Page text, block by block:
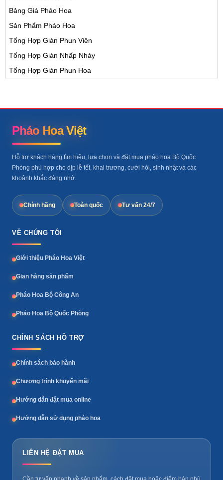
Bảng Giá Pháo Hoa
Sản Phẩm Pháo Hoa
Tổng Hợp Giàn Phun Viên
Tổng Hợp Giàn Nhấp Nháy
Tổng Hợp Giàn Phun Hoa
Pháo Hoa Việt
Hỗ trợ khách hàng tìm hiểu, lựa chọn và đặt mua pháo hoa Bộ Quốc
Phòng phù hợp cho dịp lễ tết, khai trương, cưới hỏi, sinh nhật và các
khoảnh khắc đáng nhớ.
Chính hãng Toàn quốc Tư vấn 24/7
VỀ CHÚNG TÔI
Giới thiệu Pháo Hoa Việt
Gian hàng sản phẩm
Pháo Hoa Bộ Công An
Pháo Hoa Bộ Quốc Phòng
CHÍNH SÁCH HỖ TRỢ
Chính sách bảo hành
Chương trình khuyến mãi
Hướng dẫn đặt mua online
Hướng dẫn sử dụng pháo hoa
LIÊN HỆ ĐẶT MUA